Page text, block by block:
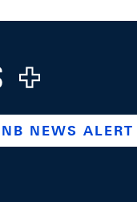
www.youtube.com/
NEWS ALERT